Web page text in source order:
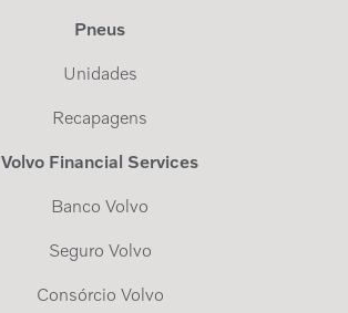
Pneus
Unidades
Recapagens
Volvo Financial Services
Banco Volvo
Seguro Volvo
Consórcio Volvo